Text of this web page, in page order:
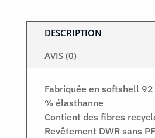
DESCRIPTION
AVIS (0)
Fabriquée en softshell
% élasthanne
Contient des fibres
Revêtement DWR sans